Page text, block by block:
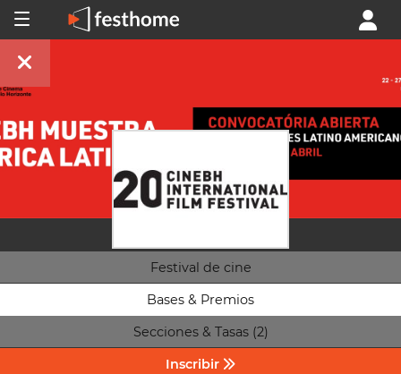
Festival de cine
Bases & Premios
Secciones & Tasas (2)
Inscribir